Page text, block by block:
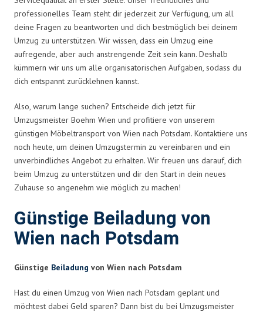
professionelles Team steht dir jederzeit zur Verfügung, um all
deine Fragen zu beantworten und dich bestmöglich bei deinem
Umzug zu unterstützen. Wir wissen, dass ein Umzug eine
aufregende, aber auch anstrengende Zeit sein kann. Deshalb
kümmern wir uns um alle organisatorischen Aufgaben, sodass du
dich entspannt zurücklehnen kannst.
Also, warum lange suchen? Entscheide dich jetzt für
Umzugsmeister Boehm Wien und profitiere von unserem
günstigen Möbeltransport von Wien nach Potsdam. Kontaktiere uns
noch heute, um deinen Umzugstermin zu vereinbaren und ein
unverbindliches Angebot zu erhalten. Wir freuen uns darauf, dich
beim Umzug zu unterstützen und dir den Start in dein neues
Zuhause so angenehm wie möglich zu machen!
Günstige Beiladung von
Wien nach Potsdam
Günstige Beiladung von Wien nach Potsdam
Hast du einen Umzug von Wien nach Potsdam geplant und
möchtest dabei Geld sparen? Dann bist du bei Umzugsmeister